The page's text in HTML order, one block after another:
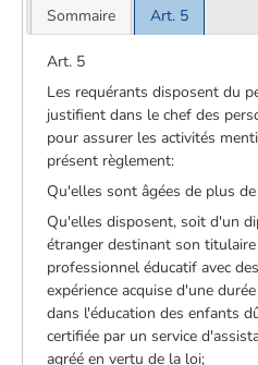
Sommaire Art. 5
Art. 5
Les requérants disposent du
justifient dans le chef des
pour assurer les activités
présent règlement:
Qu'elles sont âgées de plus
Qu'elles disposent, soit d'un
étranger destinant son
professionnel éducatif avec
expérience acquise d'une
dans l'éducation des enfants
certifiée par un service
agréé en vertu de la loi;